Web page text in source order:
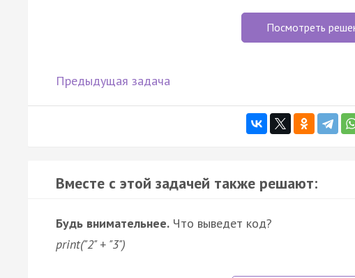
Посмотреть
Предыдущая задача
Вместе с этой задачей также решают:
Будь внимательнее. Что выведет код?
print("2" + "3")